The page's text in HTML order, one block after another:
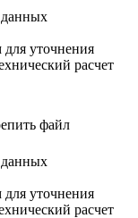
данных
уточнения
расчет
файл
данных
уточнения
расчет